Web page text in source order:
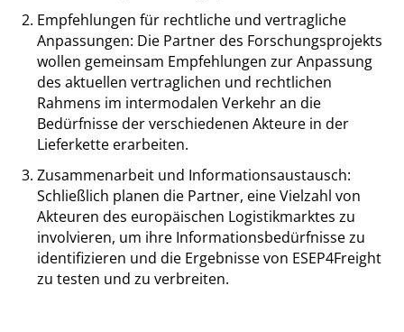
Empfehlungen für rechtliche und vertragliche
Anpassungen: Die Partner des Forschungsprojekts
wollen gemeinsam Empfehlungen zur Anpassung
des aktuellen vertraglichen und rechtlichen
Rahmens im intermodalen Verkehr an die
Bedürfnisse der verschiedenen Akteure in der
Lieferkette erarbeiten.
Zusammenarbeit und Informationsaustausch:
Schließlich planen die Partner, eine Vielzahl von
Akteuren des europäischen Logistikmarktes zu
involvieren, um ihre Informationsbedürfnisse zu
identifizieren und die Ergebnisse von ESEP4Freight
zu testen und zu verbreiten.